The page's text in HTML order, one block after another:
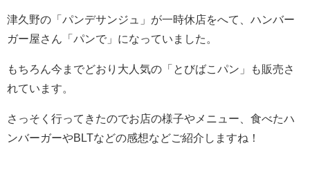
津久野の「パンデサンジュ」が一時休店をへて、ハンバー
ガー屋さん「パンで」になっていました。
もちろん今までどおり大人気の「とびばこパン」も販売さ
れています。
さっそく行ってきたのでお店の様子やメニュー、食べたハ
ンバーガーやBLTなどの感想などご紹介しますね！